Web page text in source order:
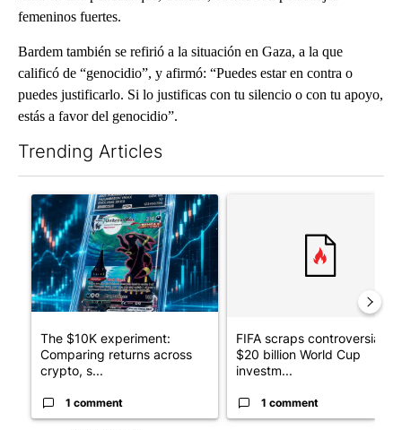
femeninos fuertes.
Bardem también se refirió a la situación en Gaza, a la que
calificó de “genocidio”, y afirmó: “Puedes estar en contra o
puedes justificarlo. Si lo justificas con tu silencio o con tu apoyo,
estás a favor del genocidio”.
Trending Articles
A trending article titled "The $10K experiment: Comparing
The $10K experiment:
Comparing returns across
crypto, s...
1 comment
FIFA scraps controversial
$20 billion World Cup
investm...
1 comment